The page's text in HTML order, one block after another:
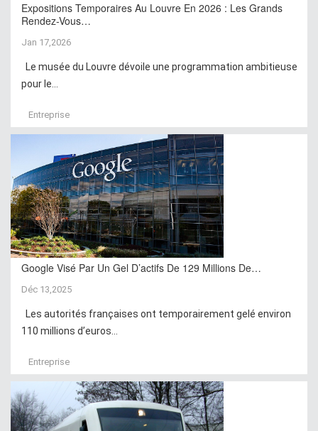
Expositions Temporaires Au Louvre En 2026 : Les Grands
Rendez-Vous…
Jan 17,2026
Le musée du Louvre dévoile une programmation ambitieuse
pour le...
Entreprise
Google Visé Par Un Gel D’actifs De 129 Millions De…
Déc 13,2025
Les autorités françaises ont temporairement gelé environ
110 millions d’euros...
Entreprise